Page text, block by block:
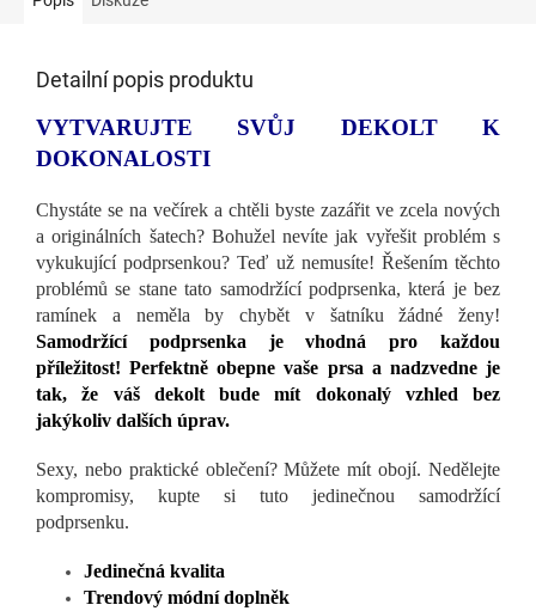
Detailní popis produktu
VYTVARUJTE SVŮJ DEKOLT K
DOKONALOSTI
Chystáte se na večírek a chtěli byste zazářit ve zcela nových
a originálních šatech? Bohužel nevíte jak vyřešit problém s
vykukující podprsenkou? Teď už nemusíte! Řešením těchto
problémů se stane tato samodržící podprsenka, která je bez
ramínek a neměla by chybět v šatníku žádné ženy!
Samodržící podprsenka je vhodná pro každou
příležitost! Perfektně obepne vaše prsa a nadzvedne je
tak, že váš dekolt bude mít dokonalý vzhled bez
jakýkoliv dalších úprav.
Sexy, nebo praktické oblečení? Můžete mít obojí. Nedělejte
kompromisy, kupte si tuto jedinečnou samodržící
podprsenku.
Jedinečná kvalita
Trendový módní doplněk